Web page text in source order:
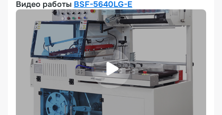
Видео работы BSF-5640LG-E